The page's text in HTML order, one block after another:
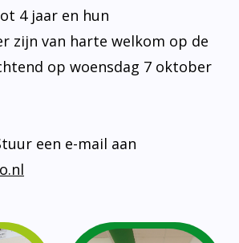
4 jaar en hun
zijn van harte welkom op de
op woensdag 7 oktober
een e-mail aan